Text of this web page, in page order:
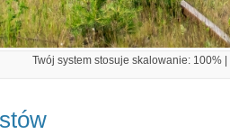
Twój system stosuje skalowanie: 100%